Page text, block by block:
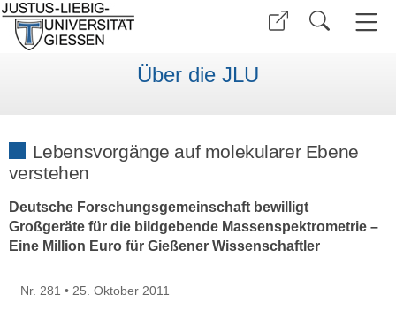
Über die JLU
Lebensvorgänge auf molekularer Ebene
verstehen
Deutsche Forschungsgemeinschaft bewilligt
Großgeräte für die bildgebende Massenspektrometrie –
Eine Million Euro für Gießener Wissenschaftler
Nr. 281 • 25. Oktober 2011